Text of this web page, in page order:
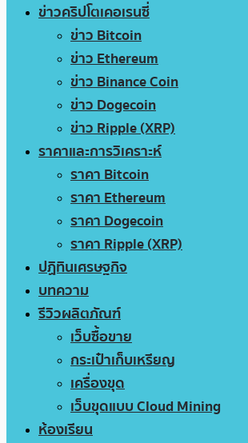
ข่าวคริปโตเคอเรนซี่
ข่าว Bitcoin
ข่าว Ethereum
ข่าว Binance Coin
ข่าว Dogecoin
ข่าว Ripple (XRP)
ราคาและการวิเคราะห์
ราคา Bitcoin
ราคา Ethereum
ราคา Dogecoin
ราคา Ripple (XRP)
ปฏิทินเศรษฐกิจ
บทความ
รีวิวผลิตภัณฑ์
เว็บซื้อขาย
กระเป๋าเก็บเหรียญ
เครื่องขุด
เว็บขุดแบบ Cloud Mining
ห้องเรียน